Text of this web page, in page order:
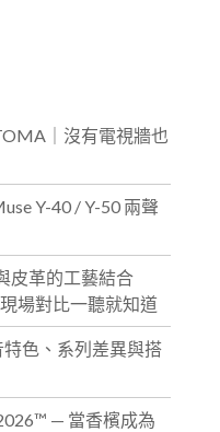
｜沒有電視牆也
Y-40 / Y-50 兩聲
皮革的工藝結合
場對比一聽就知道
色、系列差異與搭
— 當香檳成為